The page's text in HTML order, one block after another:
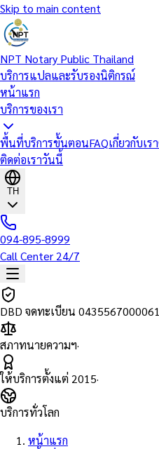
Skip to main content
NPT Notary Public Thailand
บริการแปลและรับรองนิติกรณ์
หน้าแรก
บริการของเรา
พื้นที่บริการขั้นตอนFAQเกี่ยวกับเรา
ติดต่อเราวันนี้
TH
094-895-8999
Call Center 24/7
DBD จดทะเบียน 0435567000061
สภาทนายความฯ·
ให้บริการตั้งแต่ 2015·
บริการทั่วโลก
หน้าแรก